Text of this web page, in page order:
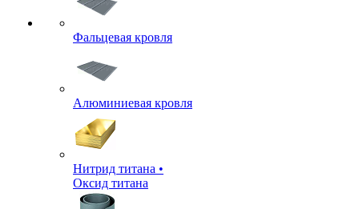
Фальцевая кровля
Алюминиевая кровля
Нитрид титана •
Оксид титана